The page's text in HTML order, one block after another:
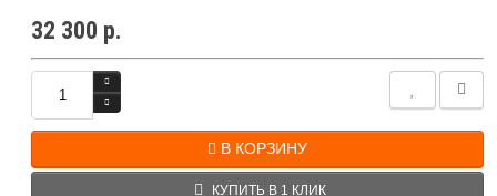
32 300 р.
В КОРЗИНУ
КУПИТЬ В 1 КЛИК